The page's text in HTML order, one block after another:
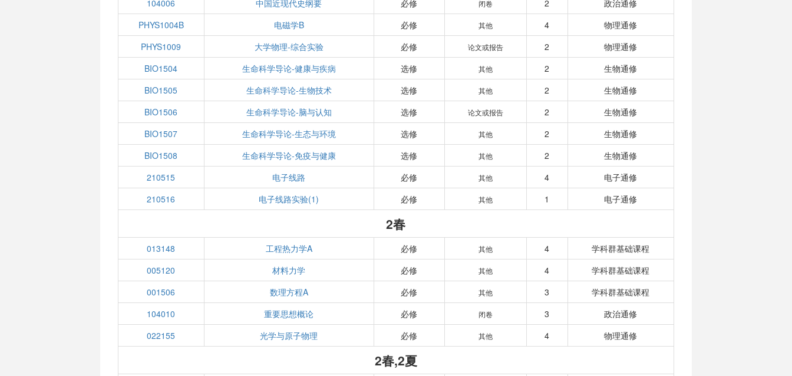
104006
中国近现代史纲要 必修 闭卷 2
政治通修
PHYS1004B
电磁学B 必修 其他 4
物理通修
PHYS1009
大学物理-综合实验 必修 论文或报告 2
物理通修
BIO1504
生命科学导论-健康与疾病 选修 其他 2
生物通修
BIO1505
生命科学导论-生物技术 选修 其他 2
生物通修
BIO1506
生命科学导论-脑与认知 选修 论文或报告 2
生物通修
BIO1507
生命科学导论-生态与环境 选修 其他 2
生物通修
BIO1508
生命科学导论-免疫与健康 选修 其他 2
生物通修
210515
电子线路 必修 其他 4
电子通修
210516
电子线路实验(1) 必修 其他 1 电子通修
2春
013148 工程热力学A 必修 其他 4
学科群基础课程
005120
材料力学 必修 其他 4
学科群基础课程
001506
数理方程A 必修 其他 3
学科群基础课程
104010
重要思想概论 必修 闭卷 3
政治通修
022155
光学与原子物理 必修 其他 4 物理通修
2春,2夏